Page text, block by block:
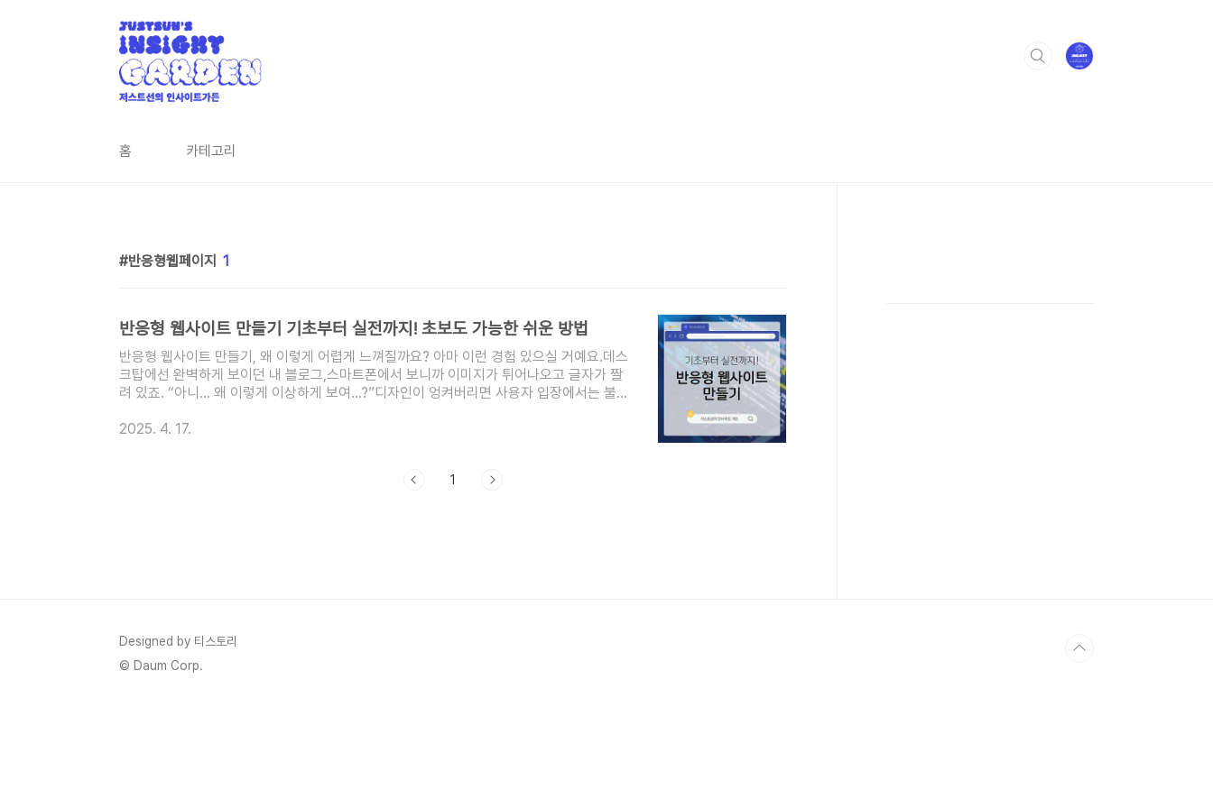
홈 카테고리
반응형웹페이지 1
반응형 웹사이트 만들기 기초부터 실전까지! 초보도 가능한 쉬운 방법
반응형 웹사이트 만들기, 왜 이렇게 어렵게 느껴질까요? 아마 이런 경험 있으실 거예요.데스
크탑에선 완벽하게 보이던 내 블로그,스마트폰에서 보니까 이미지가 튀어나오고 글자가 짤
려 있죠. “아니… 왜 이렇게 이상하게 보여…?”디자인이 엉켜버리면 사용자 입장에서는 불편
응형 웹사이트 만들기는 생각보다 훨씬 쉽고,기초만 익혀도 실전까지 충분히 가능합니다.지
되지 않으면 어떻게 될까요?글이 화면을 넘친다이미지가 눌려 보이거나 잘린다버튼 클릭이
2025. 4. 17.
1
Designed by 티스토리
© Daum Corp.